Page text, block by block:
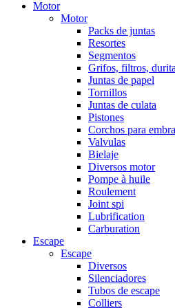
Motor
Motor
Packs de juntas
Resortes
Segmentos
Grifos, filtros,
Juntas de papel
Tornillos
Juntas de culata
Pistones
Corchos para
Valvulas
Bielaje
Diversos motor
Pompe à huile
Roulement
Joint spi
Lubrification
Carburation
Escape
Escape
Diversos
Silenciadores
Tubos de escape
Colliers